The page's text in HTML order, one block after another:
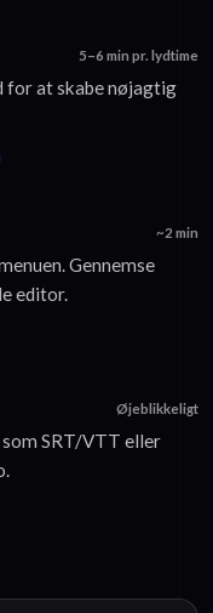
5–6 min pr. lydtime
for at skabe nøjagtig
~2 min
Gennemse
editor.
Øjeblikkeligt
SRT/VTT eller